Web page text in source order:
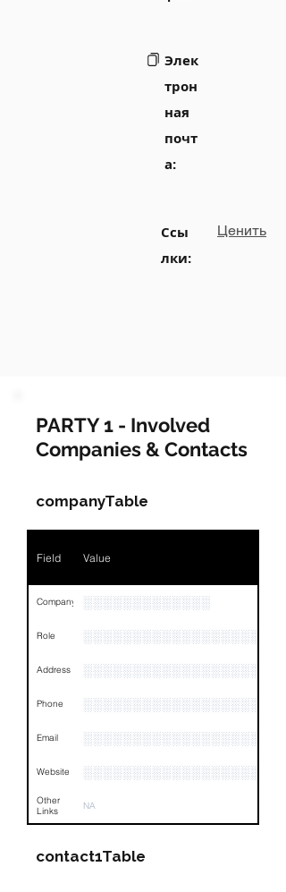
Элек
трон
ная
почт
а:
Ссы
лки:
Ценить
PARTY 1 - Involved
Companies & Contacts
companyTable
Field Value
Company ░░░░░░░░░░░░░
Role
Address
Phone
Email ░░░░░░░░░░░░░░░░░░
Website
Other
Links
NA
contact1Table